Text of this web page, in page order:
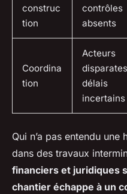
construc
tion
contrôles
absents
Coordina
tion
Acteurs
délais
incertains
Qui n’a pas entendu une
dans des travaux
financiers et juridiques
chantier échappe à un